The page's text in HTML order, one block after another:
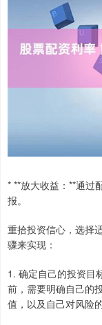
* **放大收益：**通过
报。
重拾投资信心，选择
骤来实现：
1. 确定自己的投资目
前，需要明确自己的
值，以及自己对风险